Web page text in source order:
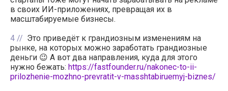
в своих ИИ-приложениях, превращая их в
масштабируемые бизнесы.
4
Это приведёт к грандиозным изменениям на
рынке, на которых можно заработать грандиозные
деньги 😉 А вот два направления, куда для этого
нужно бежать: https://fastfounder.ru/nakonec-to-ii-
prilozhenie-mozhno-prevratit-v-masshtabiruemyj-biznes/